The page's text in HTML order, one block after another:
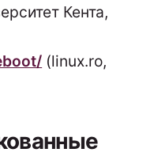
Кента,
(linux.ro,